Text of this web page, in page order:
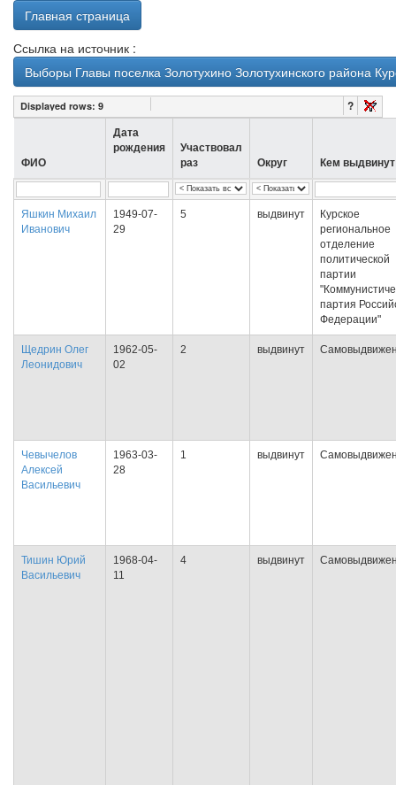
Главная страница
Ссылка на источник :
Выборы Главы поселка Золотухино Золотухинского района
Displayed rows: 9 ?
ФИО
Дата
рождения
Участвовал
раз
Округ Кем выдвинут
Яшкин Михаил
Иванович
1949-07-
29
5 выдвинут
Курское
региональное
отделение
политической
партии
партия
Федерации"
Щедрин Олег
Леонидович
1962-05-
02
2 выдвинут
Чевычелов
Алексей
Васильевич
1963-03-
28
1 выдвинут
Тишин Юрий
Васильевич
1968-04-
11
4 выдвинут